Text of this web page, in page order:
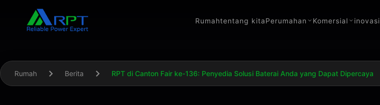
Rumahtentang kitaPerumahan Komersial inovasi
Rumah Berita RPT di Canton Fair ke-136: Penyedia Solusi Baterai Anda yang Dapat Dipercaya